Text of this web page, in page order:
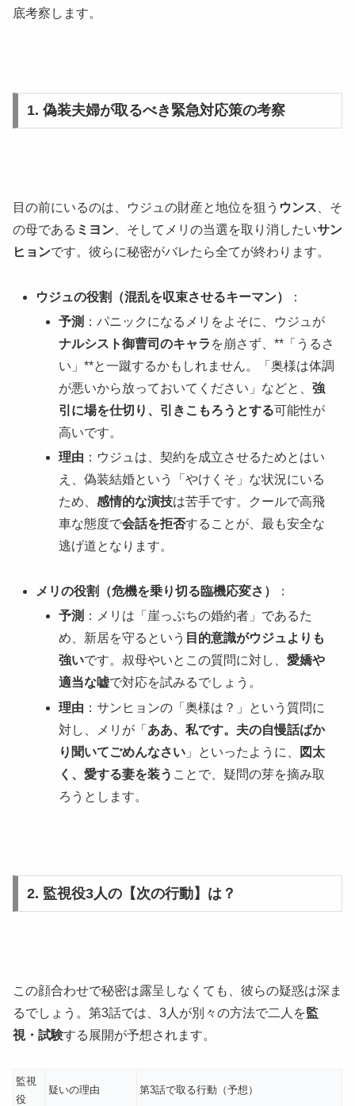
底考察します。
1. 偽装夫婦が取るべき緊急対応策の考察
目の前にいるのは、ウジュの財産と地位を狙う ウンス 、そ
の母である ミヨン 、そしてメリの当選を取り消したいサン
ヒョンです。彼らに秘密がバレたら全てが終わります。
ウジュの役割（混乱を収束させるキーマン）
：
予測 ：パニックになるメリをよそに、ウジュが
ナルシスト御曹司のキャラ を崩さず、**「うるさ
い」**と一蹴するかもしれません。「奥様は体調
が悪いから放っておいてください」などと、強
引に場を仕切り、引きこもろうとする可能性が
高いです。
理由 ：ウジュは、契約を成立させるためとはい
え、偽装結婚という「やけくそ」な状況にいる
ため、感情的な演技は苦手です。クールで高飛
車な態度で会話を拒否することが、最も安全な
逃げ道となります。
メリの役割（危機を乗り切る臨機応変さ）
：
予測 ：メリは「崖っぷちの婚約者」であるた
め、新居を守るという 目的意識がウジュよりも
強いです。叔母やいとこの質問に対し、愛嬌や
適当な嘘で対応を試みるでしょう。
理由 ：サンヒョンの「奥様は？」という質問に
対し、メリが「 ああ、私です。夫の自慢話ばか
り聞いてごめんなさい 」といったように、
図太
く、愛する妻を装う ことで、疑問の芽を摘み取
ろうとします。
2. 監視役3人の【次の行動】は？
この顔合わせで秘密は露呈しなくても、彼らの疑惑は深ま
るでしょう。第3話では、3人が別々の方法で二人を監
視・試験する展開が予想されます。
監視
役
疑いの理由 第3話で取る行動（予想）